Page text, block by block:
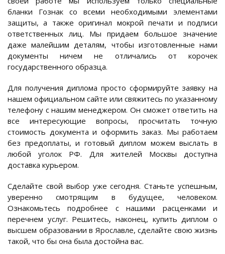
бланки Гознак со всеми необходимыми элементами
защиты, а также оригинал мокрой печати и подписи
ответственных лиц. Мы придаем большое значение
даже малейшим деталям, чтобы изготовленные нами
документы ничем не отличались от корочек
государственного образца.
Для получения диплома просто сформируйте заявку на
нашем официальном сайте или свяжитесь по указанному
телефону с нашим менеджером. Он сможет ответить на
все интересующие вопросы, просчитать точную
стоимость документа и оформить заказ. Мы работаем
без предоплаты, и готовый диплом можем выслать в
любой уголок РФ. Для жителей Москвы доступна
доставка курьером.
Сделайте свой выбор уже сегодня. Станьте успешным,
уверенно смотрящим в будущее, человеком.
Ознакомьтесь подробнее с нашими расценками и
перечнем услуг. Решитесь, наконец, купить диплом о
высшем образовании в Ярославле, сделайте свою жизнь
такой, что бы она была достойна вас.